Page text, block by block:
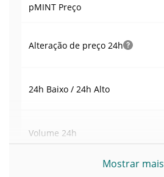
pMINT Preço
Alteração de preço 24h
24h Baixo / 24h Alto
Volume 24h
Volume / Limite de
Mostrar mais